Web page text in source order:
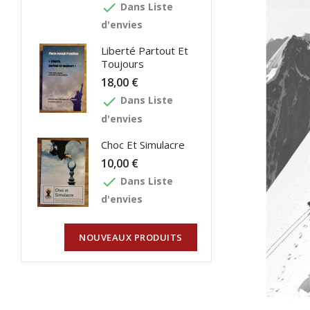
done Dans Liste
d'envies
Liberté Partout Et
Toujours
18,00 €
done Dans Liste
d'envies
Choc Et Simulacre
10,00 €
done Dans Liste
d'envies
NOUVEAUX PRODUITS